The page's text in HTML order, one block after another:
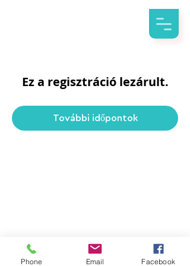
Ez a regisztráció lezárult.
További időpontok
Phone Email Facebook